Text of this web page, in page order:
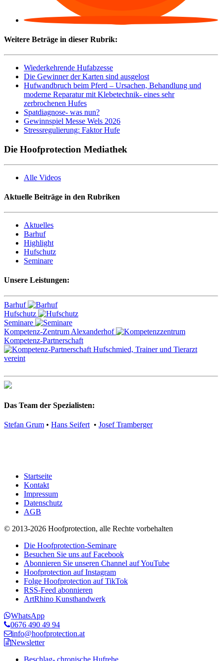
Weitere Beträge in dieser Rubrik:
Wiederkehrende Hufabzesse
Die Gewinner der Karten sind ausgelost
Hufwandbruch beim Pferd – Ursachen, Behandlung und
moderne Reparatur mit Klebetechnik- eines sehr
zerbrochenen Hufes
Spatdiagnose- was nun?
Gewinnspiel Messe Wels 2026
Stressregulierung: Faktor Hufe
Die Hoofprotection Mediathek
Alle Videos
Aktuelle Beiträge in den Rubriken
Aktuelles
Barhuf
Highlight
Hufschutz
Seminare
Unsere Leistungen:
Barhuf
Hufschutz
Seminare
Kompetenz-Zentrum Alexanderhof
Kompetenz-Partnerschaft
Das Team der Spezialisten:
Stefan Grum • Hans Seifert • Josef Tramberger
Startseite
Kontakt
Impressum
Datenschutz
AGB
© 2013-2026 Hoofprotection, alle Rechte vorbehalten
Die Hoofprotection-Seminare
Besuchen Sie uns auf Facebook
Abonnieren Sie unseren Channel auf YouTube
Hoofprotection auf Instagram
Folge Hoofprotection auf TikTok
RSS-Feed abonnieren
ArtRhino Kunsthandwerk
WhatsApp
0676 490 49 94
info@hoofprotection.at
Newsletter